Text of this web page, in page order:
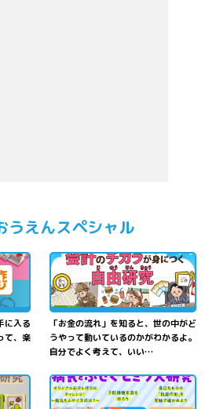
うえんスペシャル
に入る
て、楽
「お金の流れ」を知ると、世の中がど
うやって動いているのかがわかるよ。
自分でよく考えて、いい…